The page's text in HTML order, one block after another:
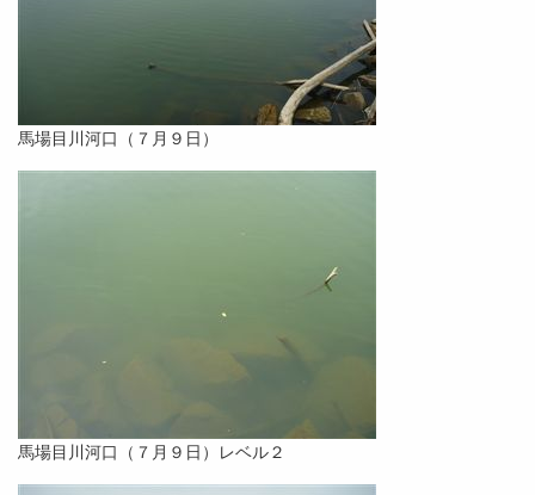
馬場目川河口（７月９日）
馬場目川河口（７月９日）レベル２